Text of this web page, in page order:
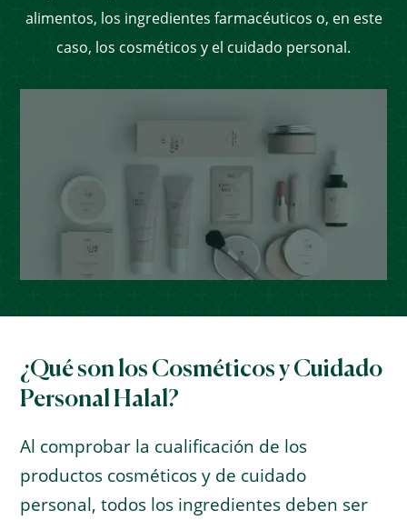
alimentos, los ingredientes farmacéuticos o, en este
caso, los cosméticos y el cuidado personal.
¿Qué son los Cosméticos y Cuidado
Personal Halal?
Al comprobar la cualificación de los
productos cosméticos y de cuidado
personal, todos los ingredientes deben ser